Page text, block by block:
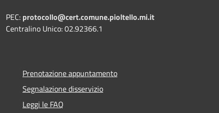
PEC: protocollo@cert.comune.pioltello.mi.it
Centralino Unico: 02.92366.1
Prenotazione appuntamento
Segnalazione disservizio
Leggi le FAQ